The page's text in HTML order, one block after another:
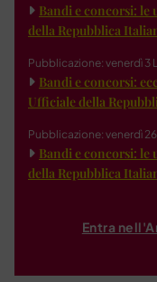
Bandi e concorsi: le
della Repubblica
Pubblicazione: venerdì 3
Bandi e concorsi:
Ufficiale della
Pubblicazione: venerdì
Bandi e concorsi: le
della Repubblica
Entra